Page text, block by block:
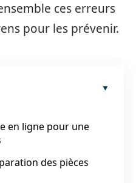
ces erreurs
pour les prévenir.
en ligne pour une
des pièces